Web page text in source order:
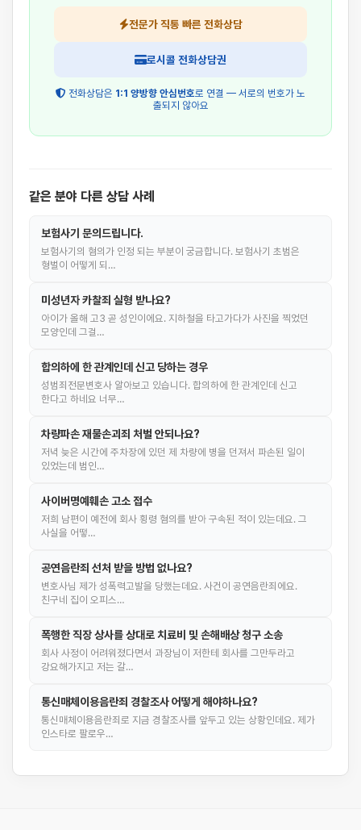
전문가 직통 빠른 전화상담
로시콜 전화상담권
전화상담은 1:1 양방향 안심번호로 연결 — 서로의 번호가 노
출되지 않아요
같은 분야 다른 상담 사례
보험사기 문의드립니다.
보험사기의 혐의가 인정 되는 부분이 궁금합니다. 보험사기 초범은
형벌이 어떻게 되…
미성년자 카찰죄 실형 받나요?
아이가 올해 고3 곧 성인이에요. 지하철을 타고가다가 사진을 찍었던
모양인데 그걸…
합의하에 한 관계인데 신고 당하는 경우
성범죄전문변호사 알아보고 있습니다. 합의하에 한 관계인데 신고
한다고 하네요 너무…
차량파손 재물손괴죄 처벌 안되나요?
저녁 늦은 시간에 주차장에 있던 제 차량에 병을 던져서 파손된 일이
있었는데 범인…
사이버명예훼손 고소 접수
저희 남편이 예전에 회사 횡령 혐의를 받아 구속된 적이 있는데요. 그
사실을 어떻…
공연음란죄 선처 받을 방법 없나요?
변호사님 제가 성폭력고발을 당했는데요. 사건이 공연음란죄에요.
친구네 집이 오피스…
폭행한 직장 상사를 상대로 치료비 및 손해배상 청구 소송
회사 사정이 어려워졌다면서 과장님이 저한테 회사를 그만두라고
강요해가지고 저는 갈…
통신매체이용음란죄 경찰조사 어떻게 해야하나요?
통신매체이용음란죄로 지금 경찰조사를 앞두고 있는 상황인데요. 제가
인스타로 팔로우…